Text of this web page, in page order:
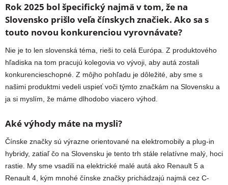
Rok 2025 bol špecifický najmä v tom, že na
Slovensko prišlo veľa čínskych značiek. Ako sa s
touto novou konkurenciou vyrovnávate?
Nie je to len slovenská téma, rieši to celá Európa. Z produktového
hľadiska na tom pracujú kolegovia vo vývoji, aby autá zostali
konkurencieschopné. Z môjho pohľadu je dôležité, aby sme s
našimi produktmi vedeli uspieť voči týmto značkám na Slovensku a
ja si myslím, že máme dlhodobo viacero výhod.
Aké výhody máte na mysli?
Čínske značky sú výrazne orientované na elektromobily a plug-in
hybridy, zatiaľ čo na Slovensku je tento trh stále relatívne malý, hoci
rastie. My sme vsadili na elektrické malé autá ako Renault 5 a
Renault 4, kým mnohé čínske značky prichádzajú najmä cez C-